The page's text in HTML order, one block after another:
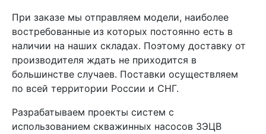
При заказе мы отправляем модели, наиболее
востребованные из которых постоянно есть в
наличии на наших складах. Поэтому доставку от
производителя ждать не приходится в
большинстве случаев. Поставки осуществляем
по всей территории России и СНГ.
Разрабатываем проекты систем с
использованием скважинных насосов 3ЭЦВ